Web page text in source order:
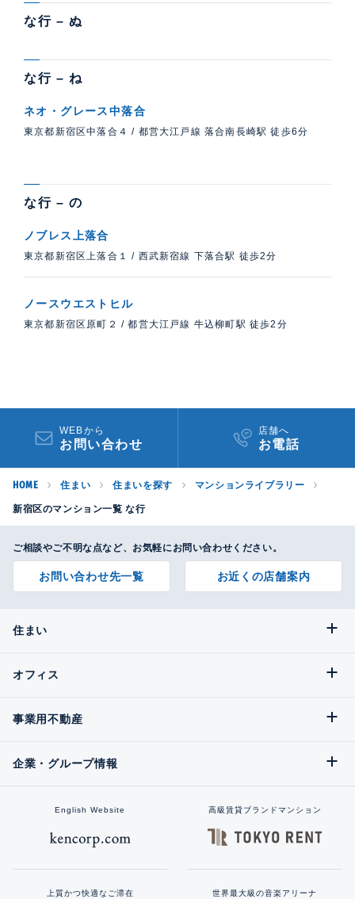
な行 – ぬ
な行 – ね
ネオ・グレース中落合
東京都新宿区中落合４ / 都営大江戸線 落合南長崎駅 徒歩6分
な行 – の
ノブレス上落合
東京都新宿区上落合１ / 西武新宿線 下落合駅 徒歩2分
ノースウエストヒル
東京都新宿区原町２ /都営大江戸線 牛込柳町駅 徒歩2分
WEBから
お問い合わせ
店舗へ
お電話​
HOME 住まい 住まいを探す マンションライブラリー
新宿区のマンション一覧 な行
ご相談やご不明な点など、お気軽にお問い合わせください。
お問い合わせ先一覧 お近くの店舗案内
住まい
オフィス
事業用不動産
企業・グループ情報
English Website 高級賃貸ブランドマンション
上質かつ快適なご滞在 世界最大級の音楽アリーナ